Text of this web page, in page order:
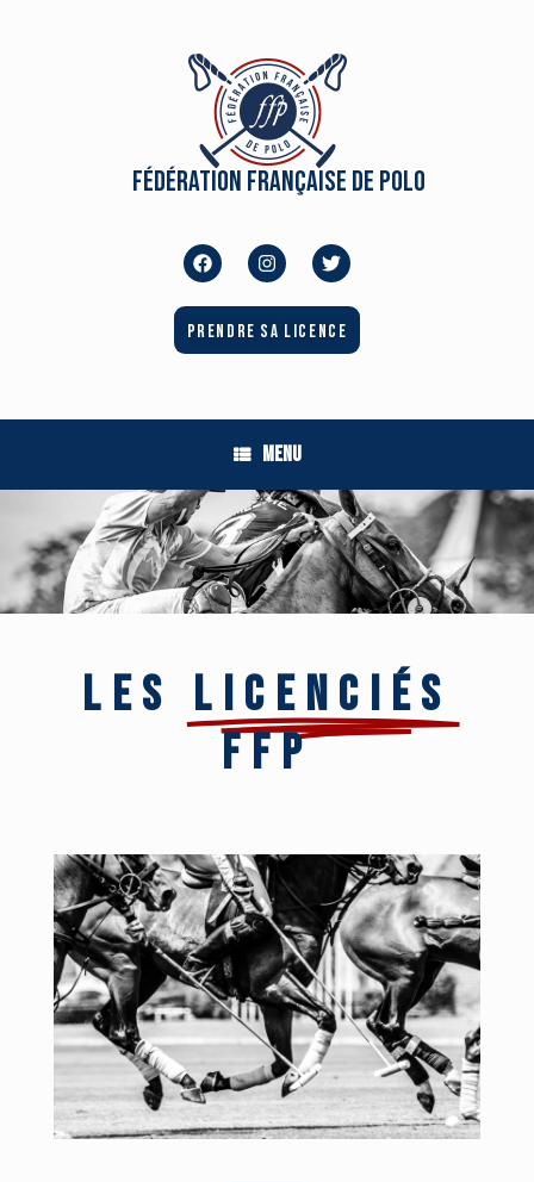
Fédération Française de Polo
Prendre sa licence
Menu
LES LICENCIés
FFP